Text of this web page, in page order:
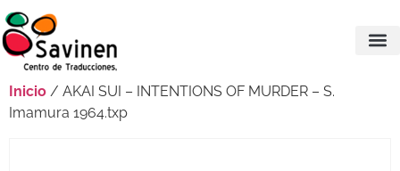
Inicio / AKAI SUI – INTENTIONS OF MURDER – S.
Imamura 1964.txp